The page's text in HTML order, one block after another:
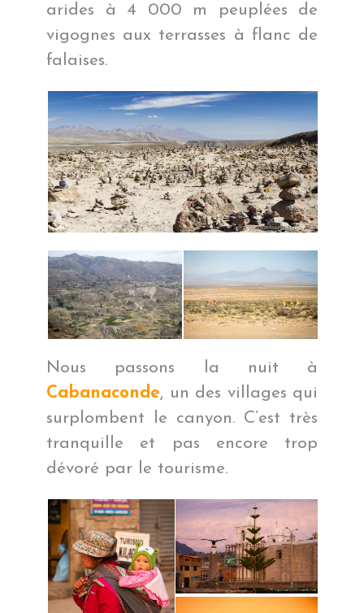
arides à 4 000 m peuplées de
vigognes aux terrasses à flanc de
falaises.
Nous passons la nuit à
Cabanaconde, un des villages qui
surplombent le canyon. C’est très
tranquille et pas encore trop
dévoré par le tourisme.